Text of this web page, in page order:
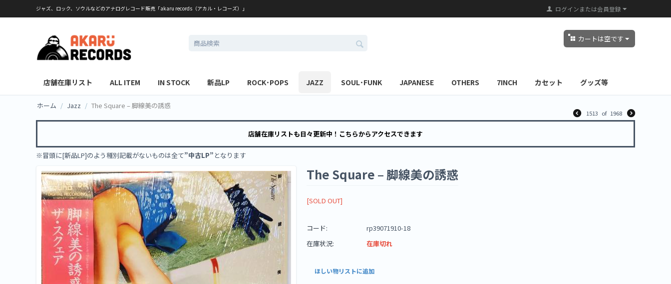
ジャズ、ロック、ソウルなどのアナログレコード販売「akaru records（アカル・レコーズ）」 ログインまたは会員登録
カートは空です
店舗在庫リスト ALL ITEM IN STOCK 新品LP ROCK･POPS JAZZ SOUL･FUNK JAPANESE OTHERS 7INCH カセット グッズ等
ホーム / Jazz / The Square – 脚線美の誘惑
1513 of 1968
店舗在庫リストも日々更新中！こちらからアクセスできます
※冒頭に[新品LP]のよう種別記載がないものは全て”中古LP” となります
The Square – 脚線美の誘惑
[SOLD OUT]
コード:
rp39071910-18
在庫状況:
在庫切れ
ほしい物リストに追加